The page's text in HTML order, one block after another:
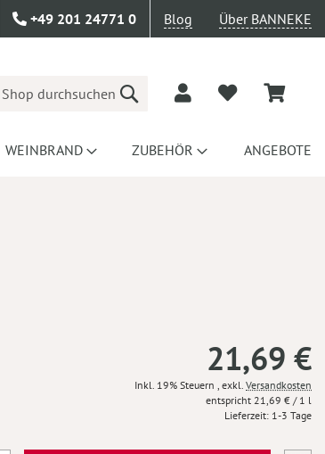
+49 201 24771 0 Blog Über BANNEKE
Suche
WEINBRAND ZUBEHÖR ANGEBOTE
21,69 €
Inkl. 19% Steuern , exkl. Versandkosten
21,69 € / 1 l
Lieferzeit 1-3 Tage